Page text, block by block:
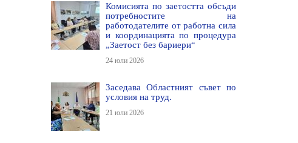
Комисията по заетостта обсъди
потребностите на
работодателите от работна сила
и координацията по процедура
„Заетост без бариери“
24 юли 2026
Заседава Областният съвет по
условия на труд.
21 юли 2026